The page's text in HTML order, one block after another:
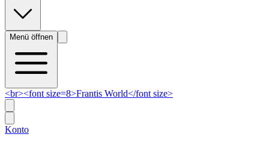
Menü öffnen
<br><font size=8>Frantis World</font size>
Konto